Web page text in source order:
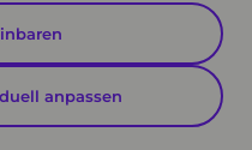
anpassen